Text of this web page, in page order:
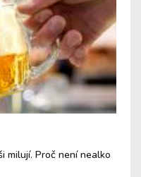
milují. Proč není nealko